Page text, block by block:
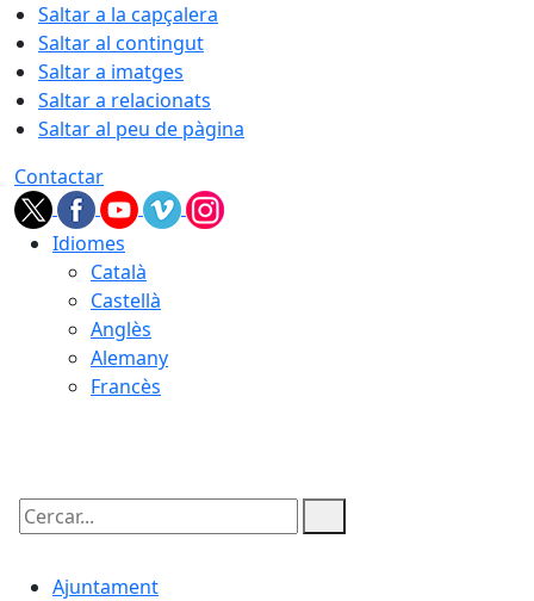
Saltar a la capçalera
Saltar al contingut
Saltar a imatges
Saltar a relacionats
Saltar al peu de pàgina
Contactar
Idiomes
Català
Castellà
Anglès
Alemany
Francès
Cercar:
Ajuntament